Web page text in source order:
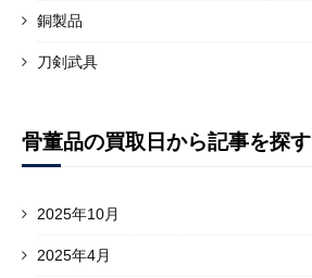
銅製品
刀剣武具
骨董品の買取日から記事を探す
2025年10月
2025年4月